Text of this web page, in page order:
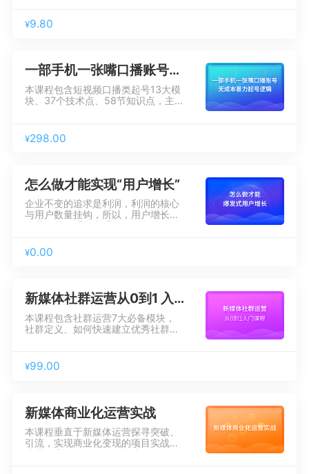
¥9.80
一部手机一张嘴口播账号低成本起号逻辑
本课程包含短视频口播类起号13大模
块、37个技术点、58节知识点，主
拍摄与剪辑实用技能、短视频账号内
容优化方法、爆款作品dou+投放技
巧、视频拍摄技法及真实做好拍摄案
例拆解、口播类账号剪辑手法、适合
的平台规则、口播类账号dou+投放
的技巧及详细说明、口播类账号变现
方法，课程已知识点结合案例的方案
¥298.00
怎么做才能实现“用户增长”
企业不变的追求是利润，利润的核心
与用户数量挂钩，所以，用户增长是
企业运营的重中之重。如何在最短时
企业新媒体运营的核心指标之一。本
次课程依据埃里克·莱斯在《精益创
擎和付费式增长引擎。深度讲解内容
内容涨粉、裂变涨粉和付费涨粉策
略。
¥0.00
新媒体社群运营从0到1 入门课程
本课程包含社群运营7大必备模块，
社群定义、如何快速建立优秀社群、
杀技，再到爆款社群案例剖析，还有
社群运营面试宝典，给学员一套上百
合，案例拆解和知识梳理并行。学完
本课程后，0基础学员快速入门，并
具备胜任相应工作岗位的能力。
¥99.00
新媒体商业化运营实战
本课程垂直于新媒体运营探寻突破、
引流，实现商业化变现的项目实战。
从爆款案例账号拆解到搭建微信公众